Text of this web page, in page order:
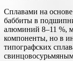
Сплавами на
баббиты в
алюминий 8–11 %,
компоненты, но в
типографских